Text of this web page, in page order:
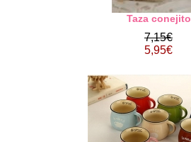
Taza conejito
7,15€
5,95€